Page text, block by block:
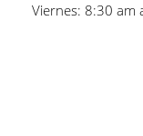
Viernes: 8:30 am